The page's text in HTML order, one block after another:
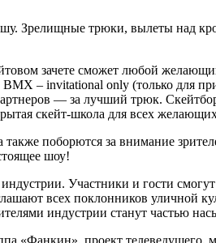
Зрелищные трюки, вылеты над
зачете сможет любой
BMX – invitational only (только для
— за лучший трюк.
скейт-школа для всех
поборются за внимание
шоу!
Участники и гости
всех поклонников уличной
индустрии станут частью
«Фанкин», проект телеведущего,